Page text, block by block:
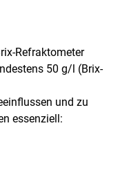
Refraktometer
50 g/​l (Brix-
und zu
essenziell: